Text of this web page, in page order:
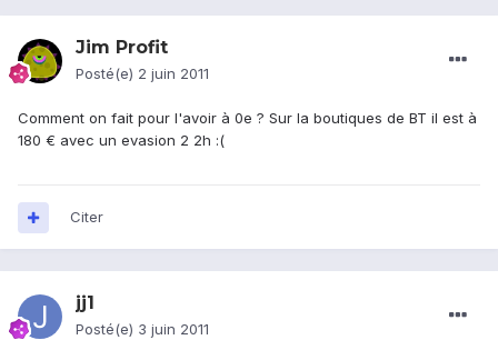
Jim Profit
Posté(e) 2 juin 2011
Comment on fait pour l'avoir à 0e ? Sur la boutiques de BT il est à
180 € avec un evasion 2 2h :(
Citer
jj1
Posté(e) 3 juin 2011